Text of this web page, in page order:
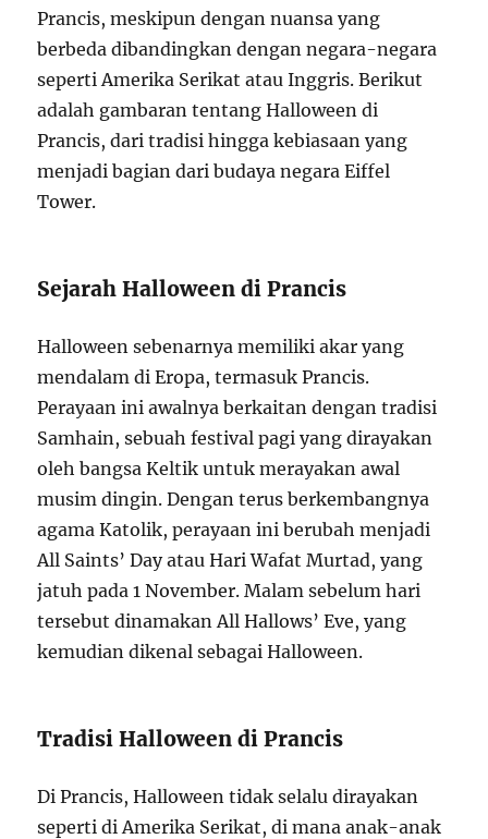
Prancis, meskipun dengan nuansa yang
berbeda dibandingkan dengan negara-negara
seperti Amerika Serikat atau Inggris. Berikut
adalah gambaran tentang Halloween di
Prancis, dari tradisi hingga kebiasaan yang
menjadi bagian dari budaya negara Eiffel
Tower.
Sejarah Halloween di Prancis
Halloween sebenarnya memiliki akar yang
mendalam di Eropa, termasuk Prancis.
Perayaan ini awalnya berkaitan dengan tradisi
Samhain, sebuah festival pagi yang dirayakan
oleh bangsa Keltik untuk merayakan awal
musim dingin. Dengan terus berkembangnya
agama Katolik, perayaan ini berubah menjadi
All Saints’ Day atau Hari Wafat Murtad, yang
jatuh pada 1 November. Malam sebelum hari
tersebut dinamakan All Hallows’ Eve, yang
kemudian dikenal sebagai Halloween.
Tradisi Halloween di Prancis
Di Prancis, Halloween tidak selalu dirayakan
seperti di Amerika Serikat, di mana anak-anak